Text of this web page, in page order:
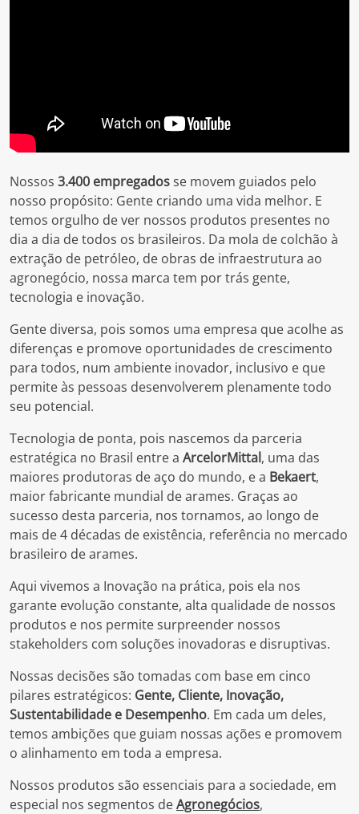
Nossos 3.400 empregadosse movem guiados pelo
nosso propósito: Gente criando uma vida melhor. E
temos orgulho de ver nossos produtos presentes no
dia a dia de todos os brasileiros. Da mola de colchão à
extração de petróleo, de obras de infraestrutura ao
agronegócio, nossa marca tem por trás gente,
tecnologia e inovação.
Gente diversa, pois somos uma empresa que acolhe as
diferenças e promove oportunidades de crescimento
para todos, num ambiente inovador, inclusivo e que
permite às pessoas desenvolverem plenamente todo
seu potencial.
Tecnologia de ponta, pois nascemos da parceria
estratégica no Brasil entre a ArcelorMittal, uma das
maiores produtoras de aço do mundo, e a Bekaert,
maior fabricante mundial de arames. Graças ao
sucesso desta parceria, nos tornamos, ao longo de
mais de 4 décadas de existência, referência no mercado
brasileiro de arames.
Aqui vivemos a Inovação na prática, pois ela nos
garante evolução constante, alta qualidade de nossos
produtos e nos permite surpreender nossos
stakeholders com soluções inovadoras e disruptivas.
Nossas decisões são tomadas com base em cinco
pilares estratégicos: Gente, Cliente, Inovação,
Sustentabilidade e Desempenho. Em cada um deles,
temos ambições que guiam nossas ações e promovem
o alinhamento em toda a empresa.
Nossos produtos são essenciais para a sociedade, em
especial nos segmentos deAgronegócios,